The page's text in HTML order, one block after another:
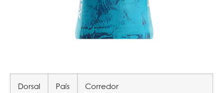
Dorsal País Corredor